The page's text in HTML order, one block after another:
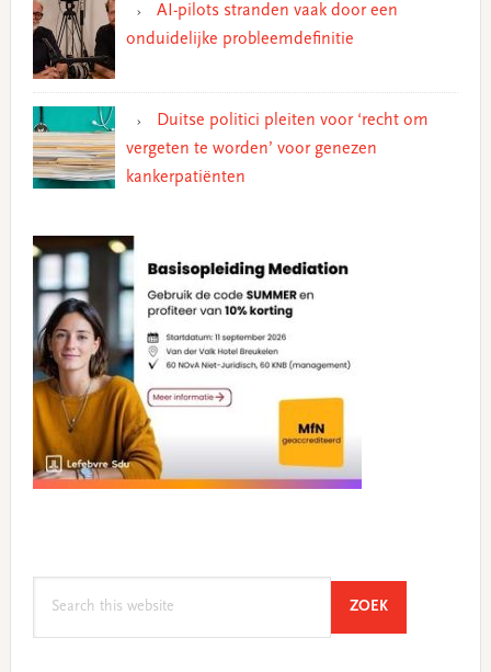
AI-pilots stranden vaak door een
onduidelijke probleemdefinitie
Duitse politici pleiten voor ‘recht om
vergeten te worden’ voor genezen
kankerpatiënten
ZOEKSEARCH